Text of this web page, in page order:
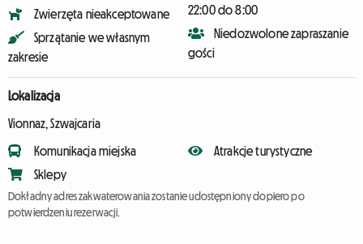
Zwierzęta nieakceptowane
Sprzątanie we własnym
zakresie
22:00 do 8:00
Niedozwolone zapraszanie
gości
Lokalizacja
Vionnaz, Szwajcaria
Komunikacja miejska
Sklepy
Atrakcje turystyczne
Dokładny adres zakwaterowania zostanie udostępniony dopiero po
potwierdzeniu rezerwacji.